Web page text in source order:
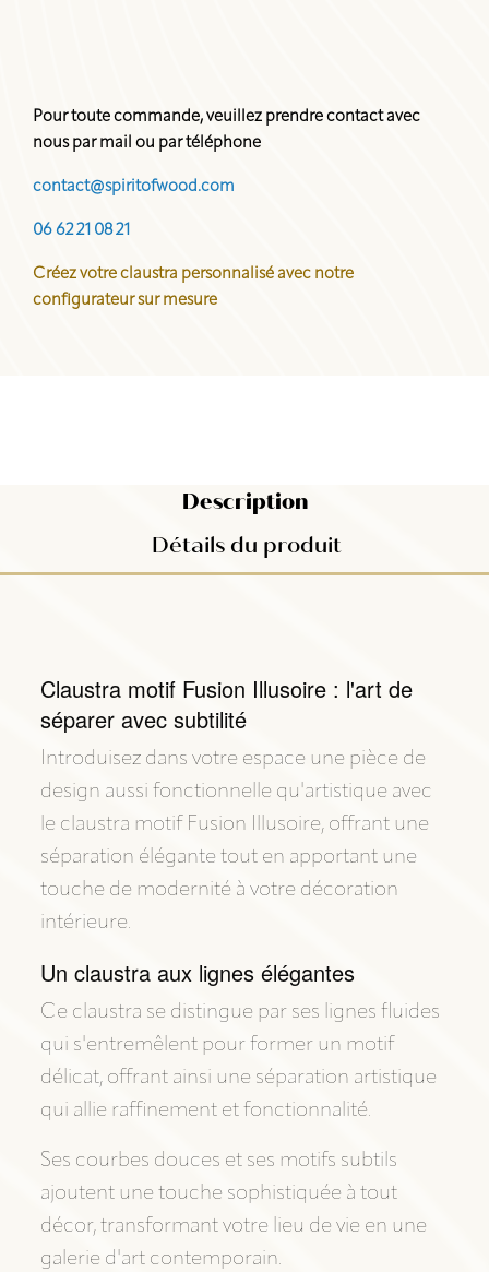
Pour toute commande, veuillez prendre contact avec
nous par mail ou par téléphone
contact@spiritofwood.com
06 62 21 08 21
Créez votre claustra personnalisé avec notre
configurateur sur mesure
Description
Détails du produit
Claustra motif Fusion Illusoire : l'art de
séparer avec subtilité
Introduisez dans votre espace une pièce de
design aussi fonctionnelle qu'artistique avec
le claustra motif Fusion Illusoire, offrant une
séparation élégante tout en apportant une
touche de modernité à votre décoration
intérieure.
Un claustra aux lignes élégantes
Ce claustra se distingue par ses lignes fluides
qui s'entremêlent pour former un motif
délicat, offrant ainsi une séparation artistique
qui allie raffinement et fonctionnalité.
Ses courbes douces et ses motifs subtils
ajoutent une touche sophistiquée à tout
décor, transformant votre lieu de vie en une
galerie d'art contemporain.